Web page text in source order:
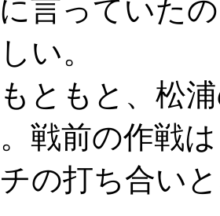
言っていた
い。
ともと、松
。戦前の作戦
の打ち合い